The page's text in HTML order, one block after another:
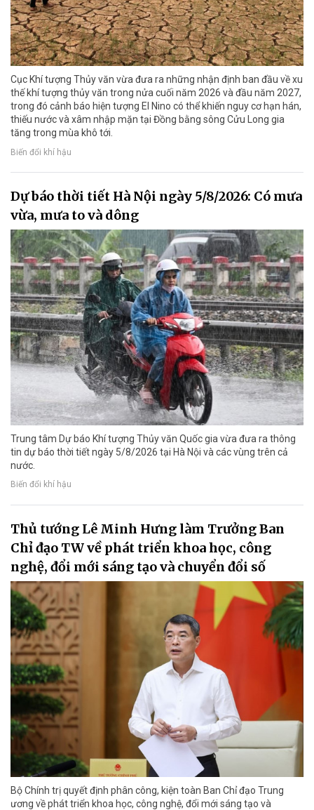
Cục Khí tượng Thủy văn vừa đưa ra những nhận định ban đầu về xu
thế khí tượng thủy văn trong nửa cuối năm 2026 và đầu năm 2027,
trong đó cảnh báo hiện tượng El Nino có thể khiến nguy cơ hạn hán,
thiếu nước và xâm nhập mặn tại Đồng bằng sông Cửu Long gia
tăng trong mùa khô tới.
Biến đổi khí hậu
Dự báo thời tiết Hà Nội ngày 5/8/2026: Có mưa
vừa, mưa to và dông
Trung tâm Dự báo Khí tượng Thủy văn Quốc gia vừa đưa ra thông
tin dự báo thời tiết ngày 5/8/2026 tại Hà Nội và các vùng trên cả
nước.
Biến đổi khí hậu
Thủ tướng Lê Minh Hưng làm Trưởng Ban
Chỉ đạo TW về phát triển khoa học, công
nghệ, đổi mới sáng tạo và chuyển đổi số
Bộ Chính trị quyết định phân công, kiện toàn Ban Chỉ đạo Trung
ương về phát triển khoa học, công nghệ, đổi mới sáng tạo và